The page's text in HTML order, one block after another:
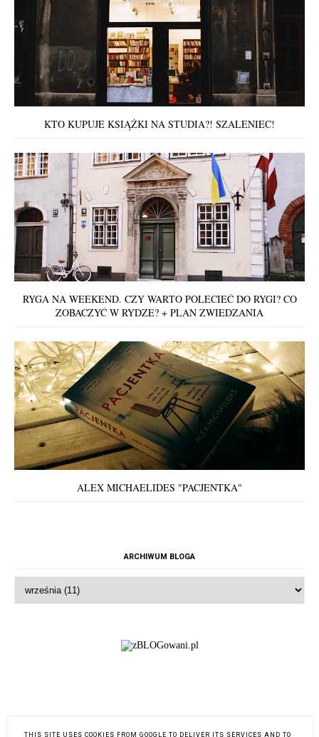
KTO KUPUJE KSIĄŻKI NA STUDIA?! SZALENIEC!
RYGA NA WEEKEND. CZY WARTO POLECIEĆ DO RYGI? CO
ZOBACZYĆ W RYDZE? + PLAN ZWIEDZANIA
ALEX MICHAELIDES "PACJENTKA"
ARCHIWUM BLOGA
THIS SITE USES COOKIES FROM GOOGLE TO DELIVER ITS SERVICES AND TO